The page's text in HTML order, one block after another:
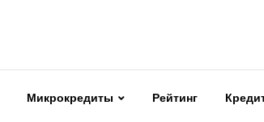
Микрокредиты Рейтинг